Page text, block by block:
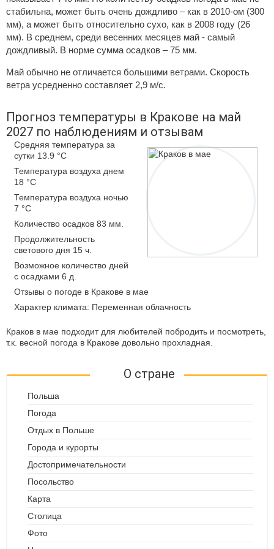
стабильна, может быть очень дождливо – как в 2010-ом (300
мм), а может быть относительно сухо, как в 2008 году (26
мм). В среднем, среди весенних месяцев май - самый
дождливый. В норме сумма осадков – 75 мм.
Май обычно не отличается большими ветрами. Скорость
ветра усредненно составляет 2,9 м/с.
Прогноз температуры в Кракове на май
2027 по наблюдениям и отзывам
Средняя температура за
сутки 13.9 °C
Температура воздуха днем
18 °C
Температура воздуха ночью
7 °C
Количество осадков 83 мм.
Продолжительность
светового дня 15 ч.
Возможное количество дней
с осадками 6 д.
Отзывы о погоде в Кракове в мае
Характер климата: Переменная облачность
Краков в мае подходит для любителей побродить и посмотреть,
т.к. весной погода в Кракове довольно прохладная.
О стране
Польша
Погода
Отдых в Польше
Города и курорты
Достопримечательности
Посольство
Карта
Столица
Фото